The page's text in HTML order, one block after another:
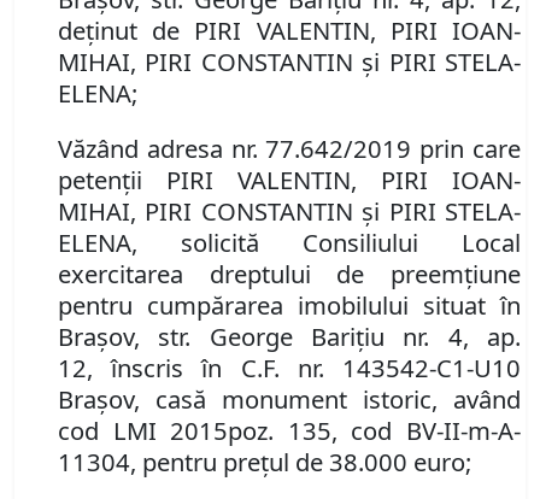
deţinut de PIRI VALENTIN, PIRI IOAN-
MIHAI, PIRI CONSTANTIN şi PIRI STELA-
ELENA;
Văzând adresa nr.77.642/2019 prin care
petenţii PIRI VALENTIN, PIRI IOAN-
MIHAI, PIRI CONSTANTIN şi PIRI STELA-
ELENA, solicită Consiliului Local
exercitarea dreptului de preemţiune
pentru cumpărarea imobilului situat în
Braşov, str. George Bariţiu nr. 4, ap.
12, înscris în C.F. nr. 143542-C1-U10
Braşov, casă monument istoric, având
cod LMI 2015poz. 135, cod BV-II-m-A-
11304, pentru preţul de 38.000 euro;